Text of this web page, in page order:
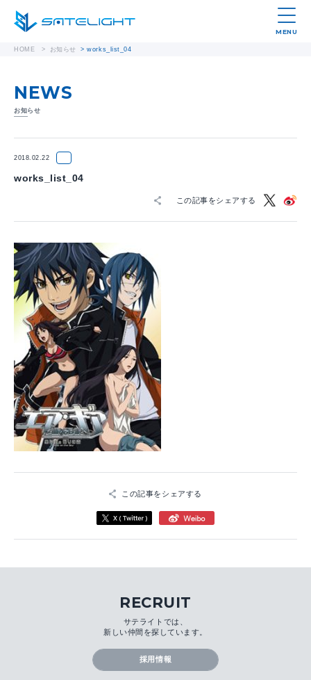
MENU
HOME > お知らせ >works_list_04
NEWS
お知らせ
2018.02.22
works_list_04
この記事をシェアする
この記事をシェアする
RECRUIT
サテライトでは、
新しい仲間を探しています。
採用情報